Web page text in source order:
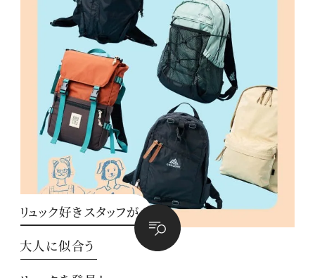
リュック好きスタッフが
大人に似合う